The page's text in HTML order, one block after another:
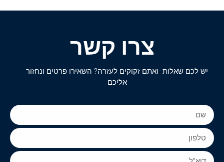
צרו קשר
יש לכם שאלות ואתם זקוקים לעזרה? השאירו פרטים ונחזור
אליכם